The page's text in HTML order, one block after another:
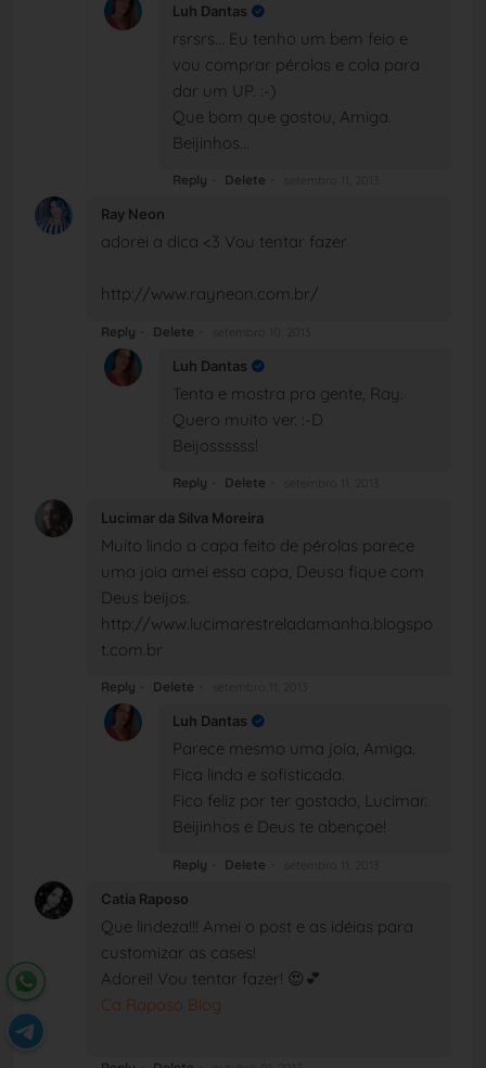
Luh Dantas
rsrsrs... Eu tenho um bem feio e
vou comprar pérolas e cola para
dar um UP. :-)
Que bom que gostou, Amiga.
Beijinhos...
Reply Delete
Ray Neon
adorei a dica <3 Vou tentar fazer
http://www.rayneon.com.br/
Reply Delete
Luh Dantas
Tenta e mostra pra gente, Ray.
Quero muito ver. :-D
Beijossssss!
Reply Delete
Lucimar da Silva Moreira
Muito lindo a capa feito de pérolas parece
uma joia amei essa capa, Deusa fique com
Deus beijos.
http://www.lucimarestreladamanha.blogspo
t.com.br
Reply Delete
Luh Dantas
Parece mesmo uma joia, Amiga.
Fica linda e sofisticada.
Fico feliz por ter gostado, Lucimar.
Beijinhos e Deus te abençoe!
Reply Delete
Catia Raposo
Que lindeza!!! Amei o post e as idéias para
customizar as cases!
Adorei! Vou tentar fazer! 😍💕
Ca Raposo Blog